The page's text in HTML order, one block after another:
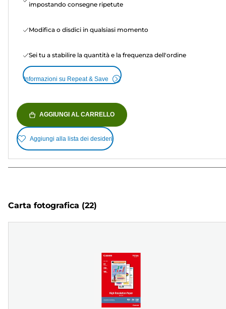
impostando consegne ripetute
Modifica o disdici in qualsiasi momento
Sei tu a stabilire la quantità e la frequenza dell'ordine
Informazioni su Repeat & Save
AGGIUNGI AL CARRELLO
Aggiungi alla lista dei desideri
Carta fotografica (22)